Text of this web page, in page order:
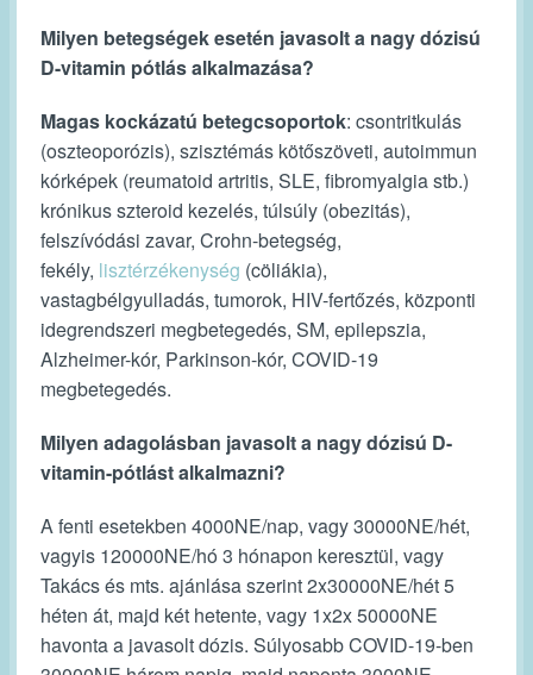
Milyen betegségek esetén javasolt a nagy dózisú
D-vitamin pótlás alkalmazása?
Magas kockázatú betegcsoportok: csontritkulás
(oszteoporózis), szisztémás kötőszöveti, autoimmun
kórképek (reumatoid artritis, SLE, fibromyalgia stb.)
krónikus szteroid kezelés, túlsúly (obezitás),
felszívódási zavar, Crohn-betegség,
fekély, lisztérzékenység (cöliákia),
vastagbélgyulladás, tumorok, HIV-fertőzés, központi
idegrendszeri megbetegedés, SM, epilepszia,
Alzheimer-kór, Parkinson-kór, COVID-19
megbetegedés.
Milyen adagolásban javasolt a nagy dózisú D-
vitamin-pótlást alkalmazni?
A fenti esetekben 4000NE/nap, vagy 30000NE/hét,
vagyis 120000NE/hó 3 hónapon keresztül, vagy
Takács és mts. ajánlása szerint 2x30000NE/hét 5
héten át, majd két hetente, vagy 1x2x 50000NE
havonta a javasolt dózis. Súlyosabb COVID-19-ben